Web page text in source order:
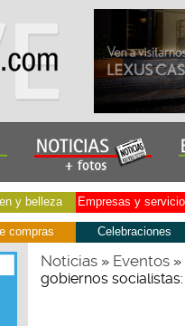
y belleza Empresas y
compras Celebraciones
Noticias» Eventos»
gobiernos